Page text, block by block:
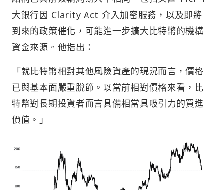
大銀行因 Clarity Act 介入加密服務，以及即將
到來的政策催化，可能進一步擴大比特幣的機構
資金來源。他指出：
「就比特幣相對其他風險資產的現況而言，價格
已與基本面嚴重脫節。以當前相對價格來看，比
特幣對長期投資者而言具備相當具吸引力的買進
價值。」